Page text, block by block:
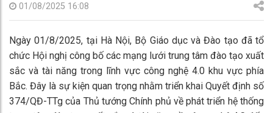
01/08/2025 16:08
Ngày 01/8/2025, tại Hà Nội, Bộ Giáo dục và Đào tạo đã tổ
chức Hội nghị công bố các mạng lưới trung tâm đào tạo xuất
sắc và tài năng trong lĩnh vực công nghệ 4.0 khu vực phía
Bắc. Đây là sự kiện quan trọng nhằm triển khai Quyết định số
374/QĐ-TTg của Thủ tướng Chính phủ về phát triển hệ thống